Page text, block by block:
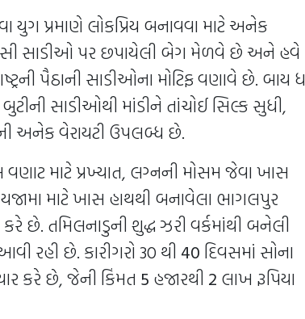
પ્રમાણે લોકપ્રિય બનાવવા માટે અનેક
સાડીઓ પર છપાયેલી બેગ મેળવે છે અને હવે
પૈઠાની સાડીઓના મોટિફ વણાવે છે. બાય ધ
સાડીઓથી માંડીને તાંચોઈ સિલ્ક સુધી,
અનેક વેરાયટી ઉપલબ્ધ છે.
માટે પ્રખ્યાત, લગ્નની મોસમ જેવા ખાસ
માટે ખાસ હાથથી બનાવેલા ભાગલપુર
છે. તમિલનાડુની શુદ્ધ ઝરી વર્કમાંથી બનેલી
રહી છે. કારીગરો 30 થી 40 દિવસમાં સોના
કરે છે, જેની કિંમત 5 હજારથી 2 લાખ રૂપિયા